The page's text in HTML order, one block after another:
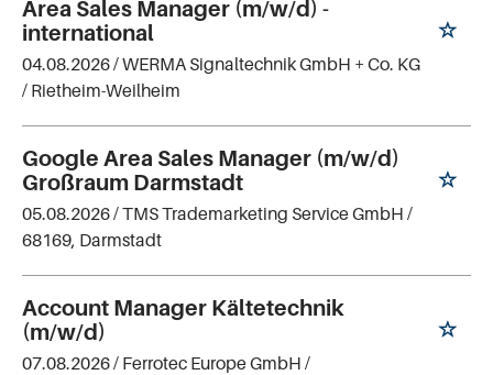
Area Sales Manager (m/w/d) -
international
04.08.2026 /WERMA Signaltechnik GmbH + Co. KG
/ Rietheim-Weilheim
Google Area Sales Manager (m/w/d)
Großraum Darmstadt
05.08.2026 /TMS Trademarketing Service GmbH /
68169, Darmstadt
Account Manager Kältetechnik
(m/w/d)
07.08.2026 / Ferrotec Europe GmbH /